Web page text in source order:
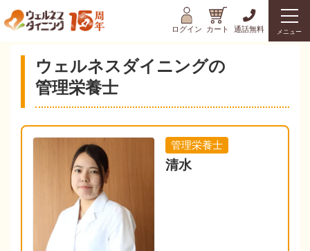
ログイン カート 通話無料 メニュー
ウェルネスダイニングの
管理栄養士
管理栄養士
清水